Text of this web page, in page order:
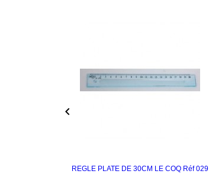
REGLE PLATE DE 30CM LE COQ Réf 029
